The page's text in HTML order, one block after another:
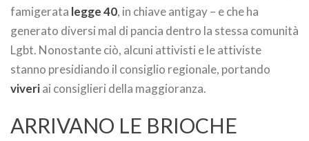
famigerata legge 40, in chiave antigay – e che ha
generato diversi mal di pancia dentro la stessa comunità
Lgbt. Nonostante ciò, alcuni attivisti e le attiviste
stanno presidiando il consiglio regionale, portando
viveriai consiglieri della maggioranza.
ARRIVANO LE BRIOCHE